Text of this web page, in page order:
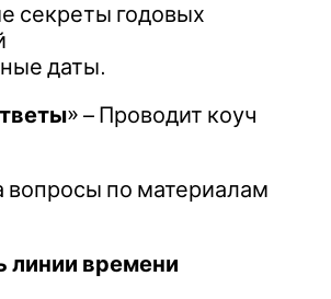
секреты годовых
даты.
» – Проводит коуч
вопросы по материалам
линии времени